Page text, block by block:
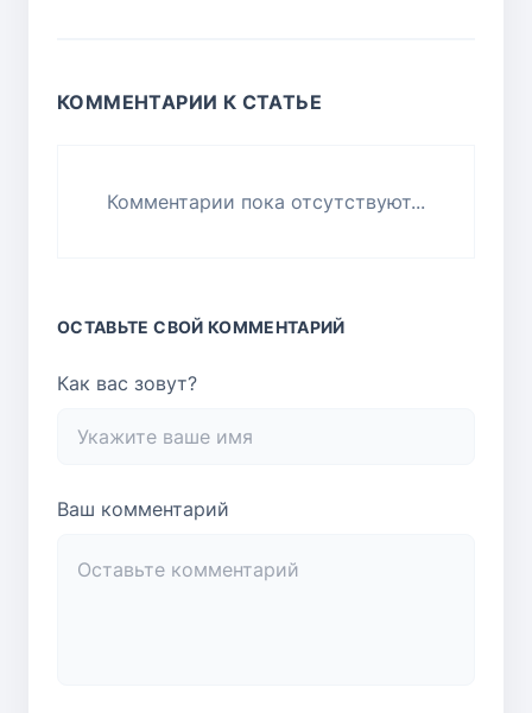
КОММЕНТАРИИ К СТАТЬЕ
Комментарии пока отсутствуют...
ОСТАВЬТЕ СВОЙ КОММЕНТАРИЙ
Как вас зовут?
Ваш комментарий